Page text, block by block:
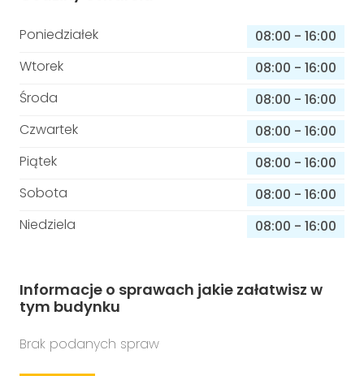
Poniedziałek 08:00 - 16:00
Wtorek
08:00 - 16:00
Środa
08:00 - 16:00
Czwartek
08:00 - 16:00
Piątek
08:00 - 16:00
Sobota
08:00 - 16:00
Niedziela
08:00 - 16:00
Informacje o sprawach jakie załatwisz w
tym budynku
Brak podanych spraw